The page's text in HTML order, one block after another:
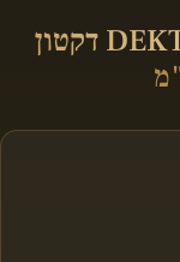
DEKTON BERGEN דקטון